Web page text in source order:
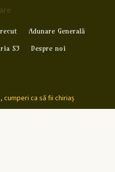
Adunare Generală
S3 Despre noi
cumperi ca să fii chiriaș